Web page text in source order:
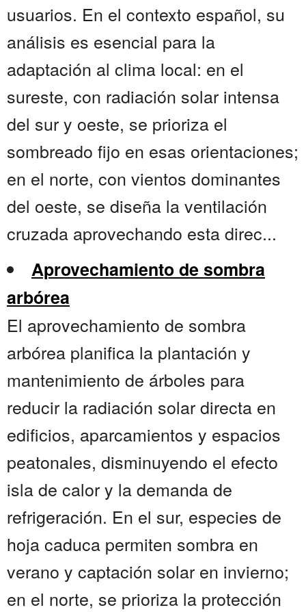
usuarios. En el contexto español, su
análisis es esencial para la
adaptación al clima local: en el
sureste, con radiación solar intensa
del sur y oeste, se prioriza el
sombreado fijo en esas orientaciones;
en el norte, con vientos dominantes
del oeste, se diseña la ventilación
cruzada aprovechando esta direc...
Aprovechamiento de sombra
arbórea
El aprovechamiento de sombra
arbórea planifica la plantación y
mantenimiento de árboles para
reducir la radiación solar directa en
edificios, aparcamientos y espacios
peatonales, disminuyendo el efecto
isla de calor y la demanda de
refrigeración. En el sur, especies de
hoja caduca permiten sombra en
verano y captación solar en invierno;
en el norte, se prioriza la protección